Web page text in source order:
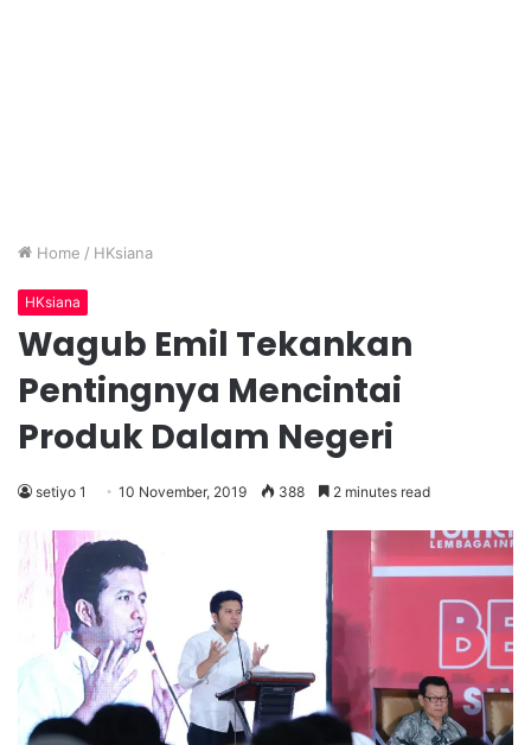
Home / HKsiana
HKsiana
Wagub Emil Tekankan
Pentingnya Mencintai
Produk Dalam Negeri
setiyo 1 10 November, 2019 388 2 minutes read